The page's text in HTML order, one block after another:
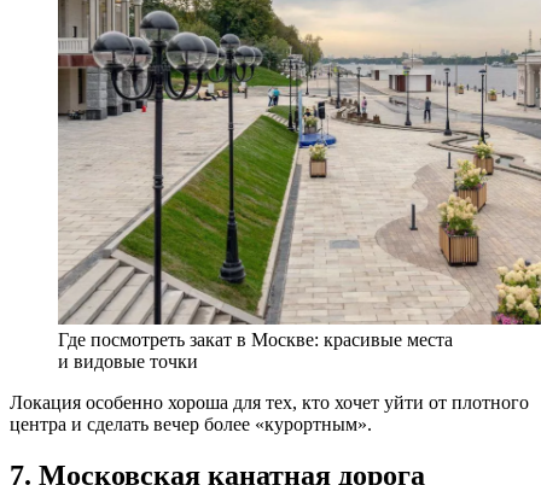
Где посмотреть закат в Москве: красивые места
и видовые точки
Локация особенно хороша для тех, кто хочет уйти от плотного
центра и сделать вечер более «курортным».
7. Московская канатная дорога